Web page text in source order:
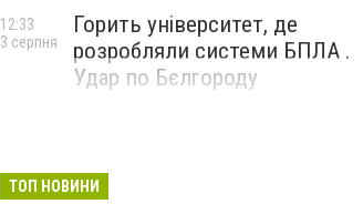
Горить університет, де
розробляли системи БПЛА .
Удар по Бєлгороду
12:33
3 серпня
ТОП НОВИНИ